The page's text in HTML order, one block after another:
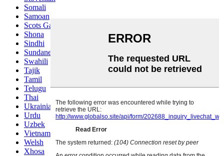
Somali
Samoan
Scots Gaelic
Shona
Sindhi
Sundanese
Swahili
Tajik
Tamil
Telugu
Thai
Ukrainian
Urdu
Uzbek
Vietnamese
Welsh
Xhosa